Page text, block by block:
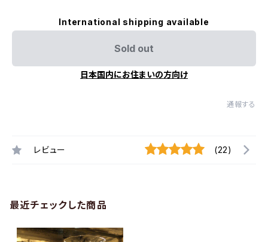
International shipping available
Sold out
日本国内にお住まいの方向け
通報する
レビュー (22)
最近チェックした商品